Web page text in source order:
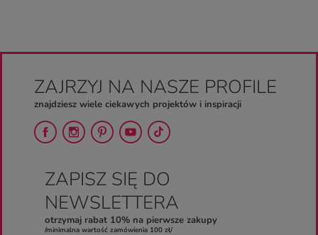
ZAJRZYJ NA NASZE PROFILE
znajdziesz wiele ciekawych projektów i inspiracji
ZAPISZ SIĘ DO
NEWSLETTERA
otrzymaj rabat 10% na pierwsze zakupy
/minimalna wartość zamówienia 100 zł/